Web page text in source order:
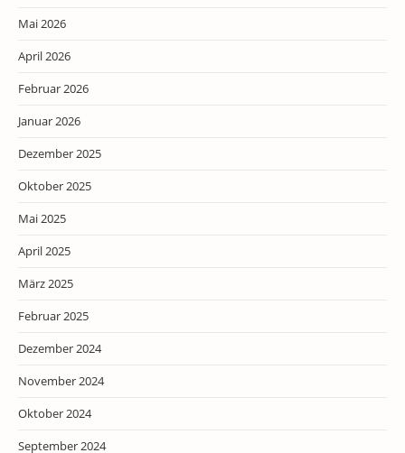
Mai 2026
April 2026
Februar 2026
Januar 2026
Dezember 2025
Oktober 2025
Mai 2025
April 2025
März 2025
Februar 2025
Dezember 2024
November 2024
Oktober 2024
September 2024